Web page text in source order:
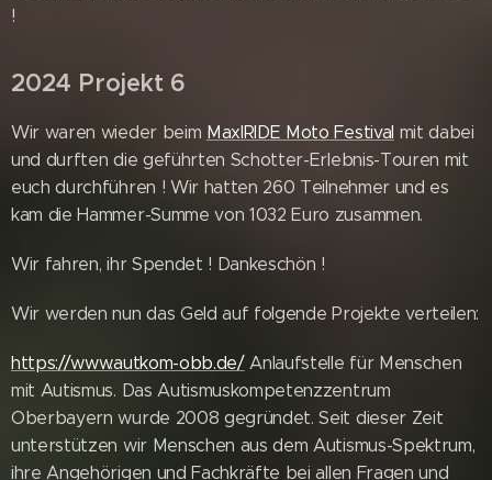
!
2024 Projekt 6
Wir waren wieder beim MaxlRIDE Moto Festival mit dabei
und durften die geführten Schotter-Erlebnis-Touren mit
euch durchführen ! Wir hatten 260 Teilnehmer und es
kam die Hammer-Summe von 1032 Euro zusammen.
Wir fahren, ihr Spendet ! Dankeschön !
Wir werden nun das Geld auf folgende Projekte verteilen:
https://www.autkom-obb.de/Anlaufstelle für Menschen
mit Autismus. Das Autismuskompetenzzentrum
Oberbayern wurde 2008 gegründet. Seit dieser Zeit
unterstützen wir Menschen aus dem Autismus-Spektrum,
ihre Angehörigen und Fachkräfte bei allen Fragen und